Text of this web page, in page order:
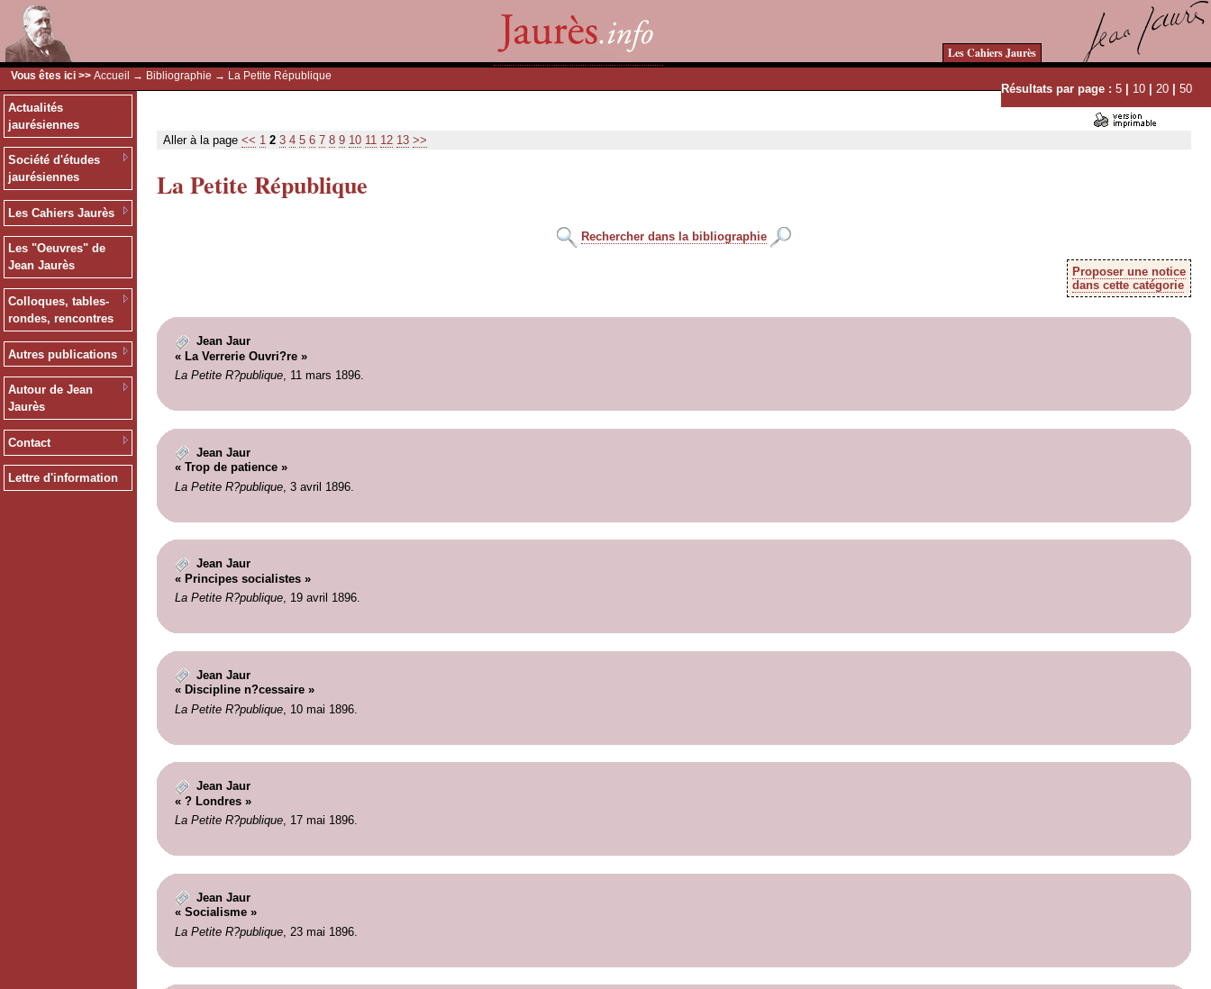
Les Cahiers Jaurès
Vous êtes ici >> Accueil → Bibliographie → La Petite République
Résultats par page : 5 | 10 | 20 | 50
Actualités
jaurésiennes
Société d'études
jaurésiennes
Les Cahiers Jaurès
Les "Oeuvres" de
Jean Jaurès
Colloques, tables-
rondes, rencontres
Autres publications
Autour de Jean
Jaurès
Contact
Lettre d'information
Aller à la page << 1 2 3 4 5 6 7 8 9 10 11 12 13 >>
La Petite République
Rechercher dans la bibliographie
Proposer une notice
dans cette catégorie
Jean Jaur
« La Verrerie Ouvri?re »
La Petite R?publique, 11 mars 1896.
Jean Jaur
« Trop de patience »
La Petite R?publique, 3 avril 1896.
Jean Jaur
« Principes socialistes »
La Petite R?publique, 19 avril 1896.
Jean Jaur
« Discipline n?cessaire »
La Petite R?publique, 10 mai 1896.
Jean Jaur
« ? Londres »
La Petite R?publique, 17 mai 1896.
Jean Jaur
« Socialisme »
La Petite R?publique, 23 mai 1896.